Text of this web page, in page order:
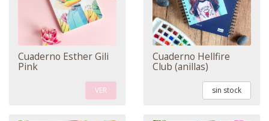
Cuaderno Esther Gili
Pink
VER
Cuaderno Hellfire
Club (anillas)
sin stock